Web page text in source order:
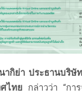
ากิย่า ประธานบริ
ไทย กล่าวว่า “กา